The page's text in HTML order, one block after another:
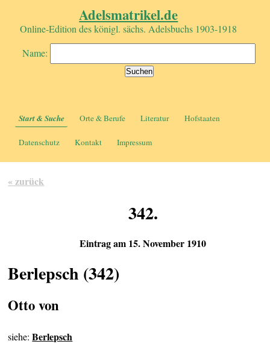
Adelsmatrikel.de
Online-Edition des königl. sächs. Adelsbuchs 1903-1918
Name:
Start & Suche Orte & Berufe Literatur Hofstaaten
Datenschutz Kontakt Impressum
« zurück
342.
Eintrag am 15. November 1910
Berlepsch (342)
Otto von
siehe:Berlepsch